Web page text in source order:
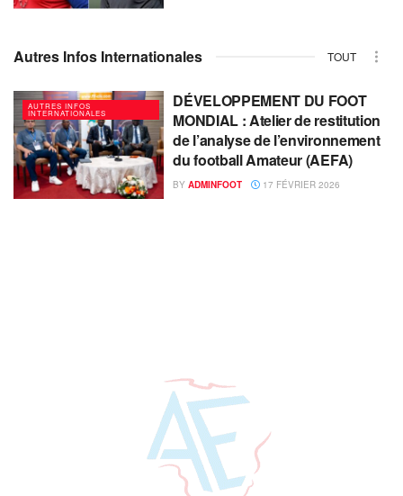
Autres Infos Internationales TOUT
AUTRES INFOS
INTERNATIONALES
DÉVELOPPEMENT DU FOOT
MONDIAL : Atelier de restitution
de l’analyse de l’environnement
du football Amateur (AEFA)
BY ADMINFOOT 17 FÉVRIER 2026